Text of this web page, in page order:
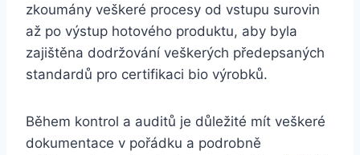
zkoumány veškeré procesy od vstupu surovin⁤
až po výstup ‌hotového produktu, aby byla
zajištěna dodržování ‌veškerých ‍předepsaných
standardů pro certifikaci bio výrobků.
Během kontrol a auditů je⁢ důležité ⁢mít⁢ veškeré
⁤dokumentace v pořádku a ​podrobně